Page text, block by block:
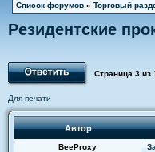
Список форумов » Торговый
Резидентские
Страница 3 из
Для печати
Автор
BeeProxy